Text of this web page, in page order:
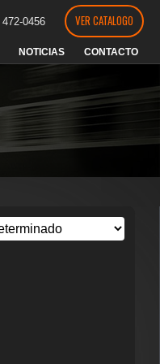
472-0456 VER CATALOGO
NOTICIAS CONTACTO